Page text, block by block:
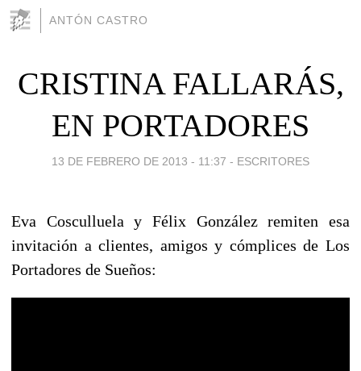
ANTÓN CASTRO
CRISTINA FALLARÁS,
EN PORTADORES
13 DE FEBRERO DE 2013 - 11:37 - ESCRITORES
Eva Cosculluela y Félix González remiten esa
invitación a clientes, amigos y cómplices de Los
Portadores de Sueños: